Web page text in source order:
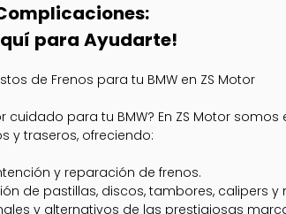
para Ayudarte!
de Frenos para tu BMW en ZS Motor
cuidado para tu BMW? En ZS Motor
y traseros, ofreciendo:
y reparación de frenos.
de pastillas, discos, tambores, calipers y
y alternativos de las prestigiosas